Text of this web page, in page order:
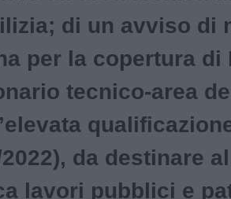
di un avviso di
per la copertura di
tecnico-area
da destinare
lavori pubblici e